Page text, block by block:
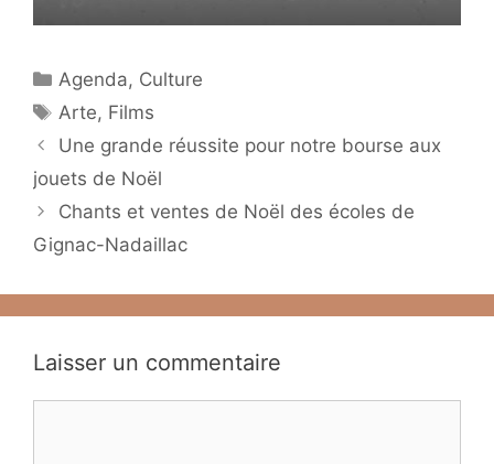
Catégories
Agenda, Culture
Étiquettes
Arte, Films
Une grande réussite pour notre bourse aux
jouets de Noël
Chants et ventes de Noël des écoles de
Gignac-Nadaillac
Laisser un commentaire